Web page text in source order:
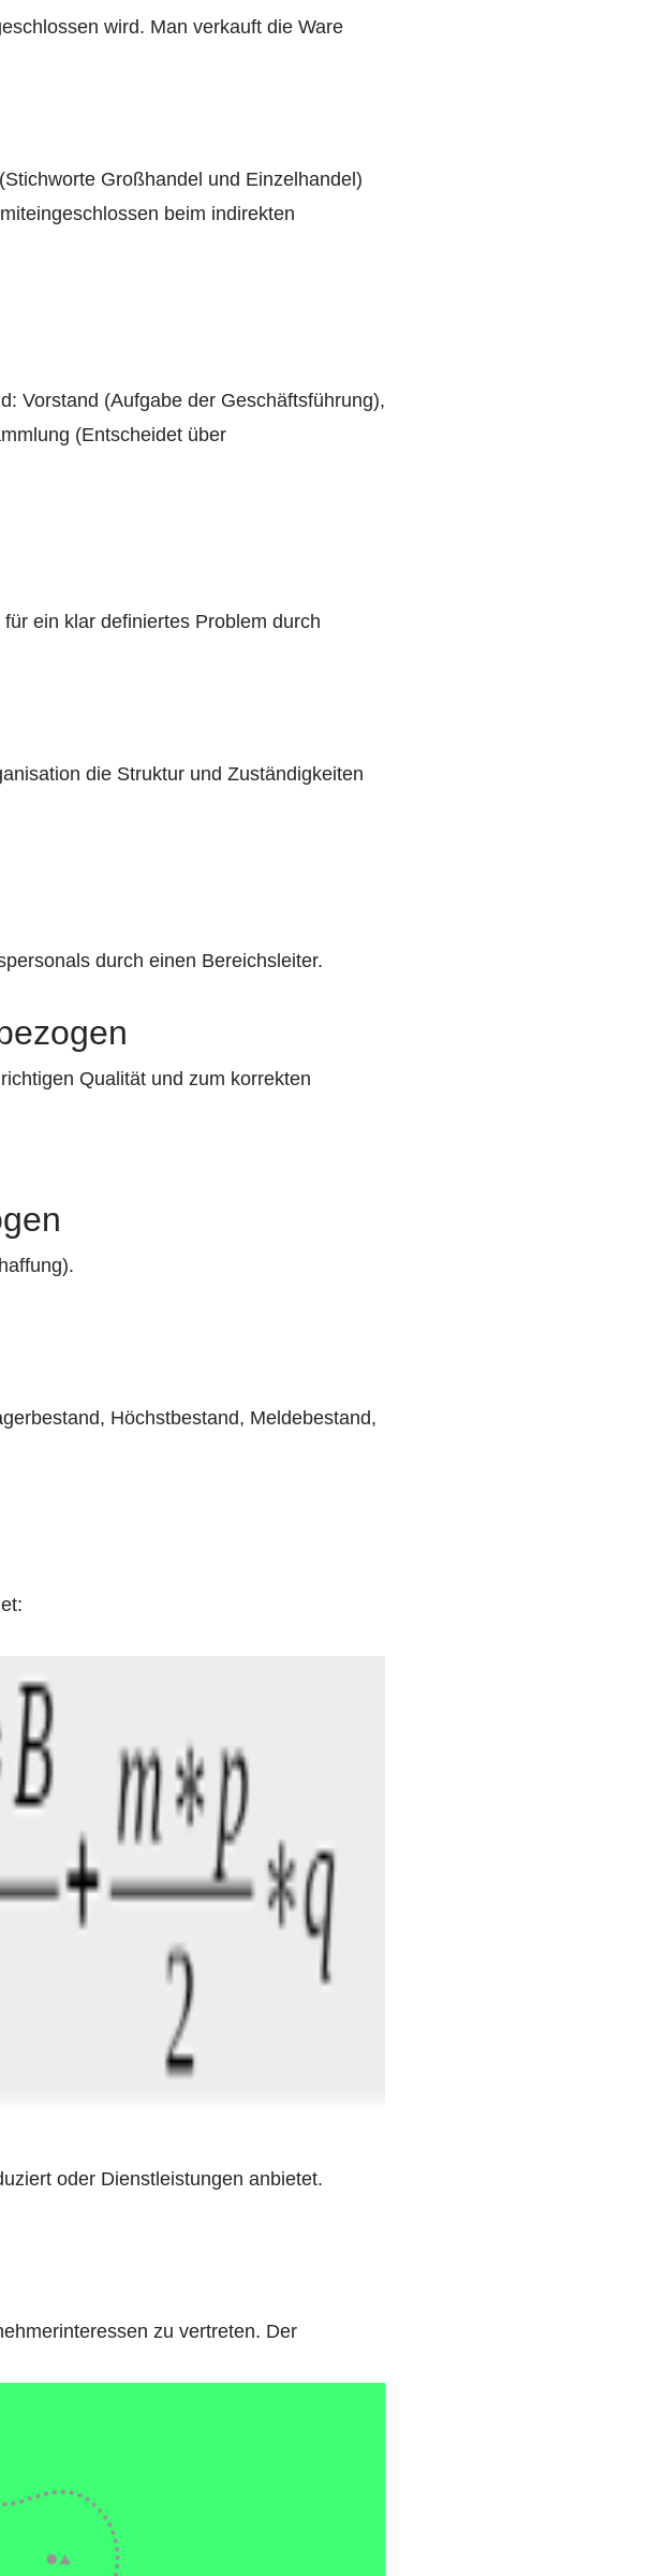
wird. Man verkauft die Ware
Großhandel und Einzelhandel)
beim indirekten
Vorstand (Aufgabe der Geschäftsführung),
(Entscheidet über
ein klar definiertes Problem durch
die Struktur und Zuständigkeiten
durch einen Bereichsleiter.
Qualität und zum korrekten
Höchstbestand, Meldebestand,
oder Dienstleistungen anbietet.
zu vertreten. Der